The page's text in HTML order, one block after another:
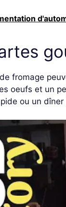
fromage
oeufs et un
ou un dîner